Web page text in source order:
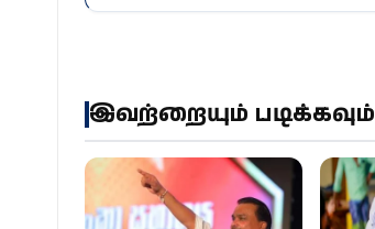
இவற்றையும் படிக்கவும்